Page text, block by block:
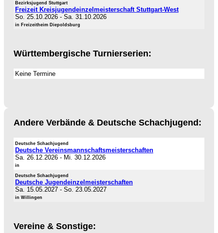
Bezirksjugend Stuttgart
Freizeit Kreisjugendeinzelmeisterschaft Stuttgart-West
So. 25.10.2026 - Sa. 31.10.2026
in Freizeitheim Diepoldsburg
Württembergische Turnierserien:
Keine Termine
Andere Verbände & Deutsche Schachjugend:
Deutsche Schachjugend
Deutsche Vereinsmannschaftsmeisterschaften
Sa. 26.12.2026 - Mi. 30.12.2026
in
Deutsche Schachjugend
Deutsche Jugendeinzelmeisterschaften
Sa. 15.05.2027 - So. 23.05.2027
in Willingen
Vereine & Sonstige: